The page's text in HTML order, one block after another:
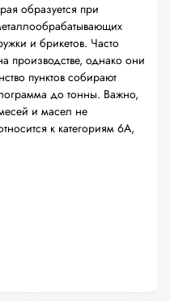
образуется при
и брикетов. Часто
производстве, однако они
пунктов собирают
до тонны. Важно,
и масел не
к категориям 6А,